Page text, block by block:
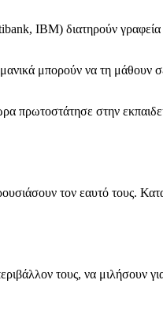
IBM) διατηρούν
μπορούν να τη μάθουν
πρωτοστάτησε στην
τον εαυτό τους.
τους, να μιλήσουν